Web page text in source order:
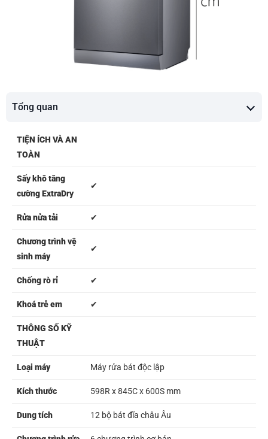
Tổng quan
TIỆN ÍCH VÀ AN
TOÀN
Sấy khô tăng
cường ExtraDry
✔
Rửa nửa tải ✔
Chương trình vệ
sinh máy
✔
Chống rò rỉ ✔
Khoá trẻ em ✔
THÔNG SỐ KỸ
THUẬT
Loại máy Máy rửa bát độc lập
Kích thước 598R x 845C x 600S mm
Dung tích 12 bộ bát đĩa châu Âu